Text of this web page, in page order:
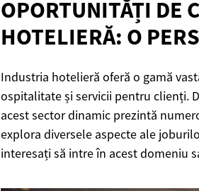
OPORTUNITĂȚI DE
HOTELIERĂ: O
Industria hotelieră oferă o gamă
ospitalitate și servicii pentru clienți.
acest sector dinamic prezintă
explora diversele aspecte ale
interesați să intre în acest domeniu